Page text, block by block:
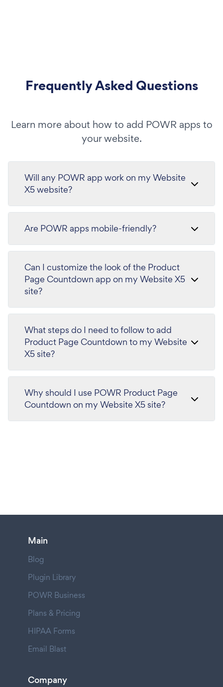
Frequently Asked Questions
Learn more about how to add POWR apps to
your website.
Will any POWR app work on my Website
X5 website?
Are POWR apps mobile-friendly?
Can I customize the look of the Product
Page Countdown app on my Website X5
site?
What steps do I need to follow to add
Product Page Countdown to my Website
X5 site?
Why should I use POWR Product Page
Countdown on my Website X5 site?
Main
Blog
Plugin Library
POWR Business
Plans & Pricing
HIPAA Forms
Email Blast
Company